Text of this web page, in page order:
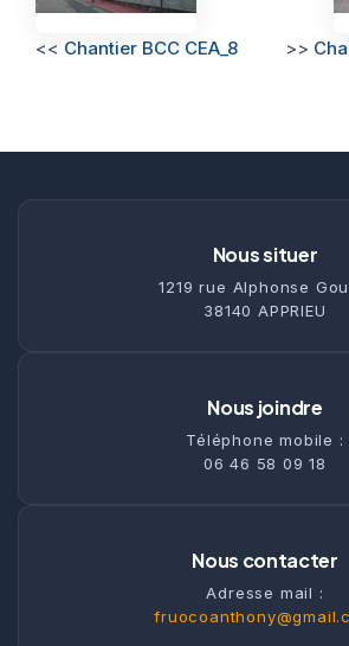
<< Chantier BCC CEA_8 >>
Nous situer
1219 rue Alphonse
38140 APPRIEU
Nous joindre
Téléphone mobile :
06 46 58 09 18
Nous contacter
Adresse mail :